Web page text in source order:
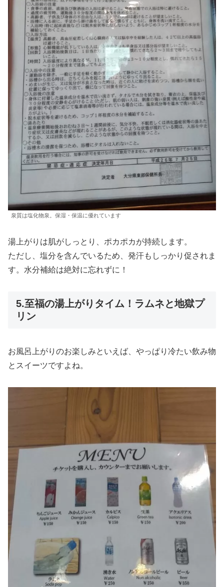
泉質は塩化物泉。保湿・保温に優れています
湯上がりは肌がしっとり、ポカポカが持続します。
ただし、塩分を含んでいるため、発汗もしっかり促されま
す。水分補給は絶対に忘れずに！
5.至福の湯上がりタイム！ラムネと地獄プ
リン
お風呂上がりのお楽しみといえば、やっぱり冷たい飲み物
とスイーツですよね。